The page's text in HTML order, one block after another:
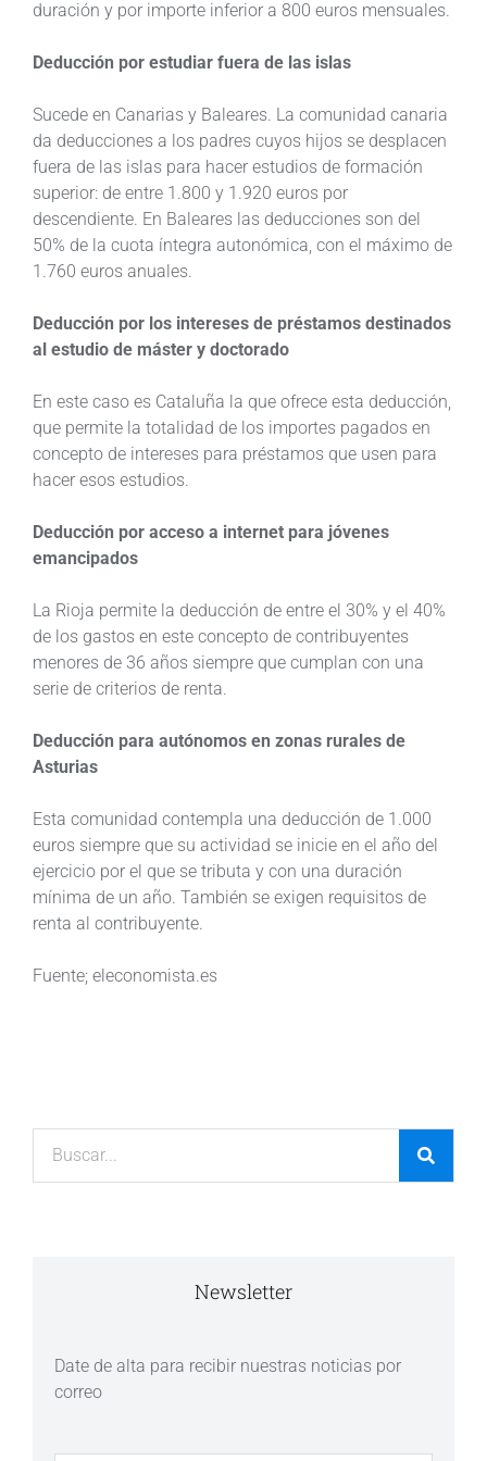
duración y por importe inferior a 800 euros mensuales.
Deducción por estudiar fuera de las islas
Sucede en Canarias y Baleares. La comunidad canaria
da deducciones a los padres cuyos hijos se desplacen
fuera de las islas para hacer estudios de formación
superior: de entre 1.800 y 1.920 euros por
descendiente. En Baleares las deducciones son del
50% de la cuota íntegra autonómica, con el máximo de
1.760 euros anuales.
Deducción por los intereses de préstamos destinados
al estudio de máster y doctorado
En este caso es Cataluña la que ofrece esta deducción,
que permite la totalidad de los importes pagados en
concepto de intereses para préstamos que usen para
hacer esos estudios.
Deducción por acceso a internet para jóvenes
emancipados
La Rioja permite la deducción de entre el 30% y el 40%
de los gastos en este concepto de contribuyentes
menores de 36 años siempre que cumplan con una
serie de criterios de renta.
Deducción para autónomos en zonas rurales de
Asturias
Esta comunidad contempla una deducción de 1.000
euros siempre que su actividad se inicie en el año del
ejercicio por el que se tributa y con una duración
mínima de un año. También se exigen requisitos de
renta al contribuyente.
Fuente; eleconomista.es
Newsletter
Date de alta para recibir nuestras noticias por
correo